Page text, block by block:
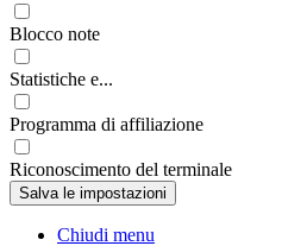
Blocco note
Statistiche e...
Programma di affiliazione
Riconoscimento del terminale
Chiudi menu